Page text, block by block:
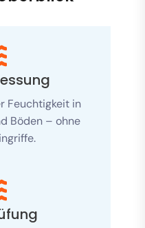
Feuchtigkeit in
Böden – ohne